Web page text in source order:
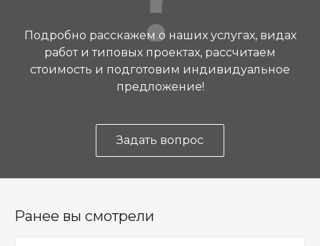
Подробно расскажем о наших услугах, видах
работ и типовых проектах, рассчитаем
стоимость и подготовим индивидуальное
предложение!
Задать вопрос
Ранее вы смотрели